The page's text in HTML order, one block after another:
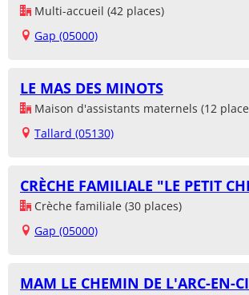
Multi-accueil (42 places)
Gap (05000)
LE MAS DES MINOTS
Maison d'assistants maternels (12
Tallard (05130)
CRÈCHE FAMILIALE "LE PETIT
Crèche familiale (30 places)
Gap (05000)
MAM LE CHEMIN DE L'ARC-EN-